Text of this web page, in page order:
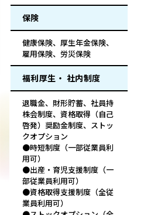
保険
健康保険、厚生年金保険、
雇用保険、労災保険
福利厚生・ 社内制度
退職金、財形貯蓄、社員持
株会制度、資格取得（自己
啓発）奨励金制度、ストッ
クオプション
●時短制度（一部従業員利
用可）
●出産・育児支援制度（一
部従業員利用可）
●資格取得支援制度（全従
業員利用可）